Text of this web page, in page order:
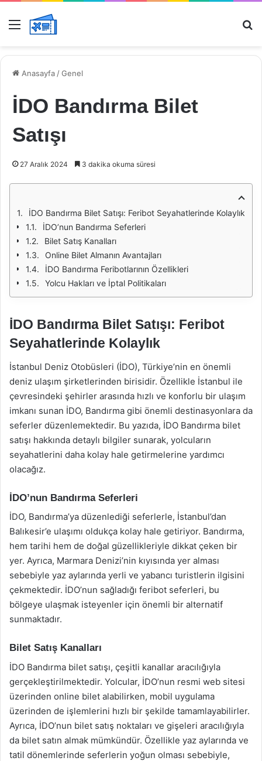
Menü
Anasayfa /Genel
İDO Bandırma Bilet
Satışı
27 Aralık 2024 3 dakika okuma süresi
İDO Bandırma Bilet Satışı: Feribot Seyahatlerinde Kolaylık
İDO’nun Bandırma Seferleri
Bilet Satış Kanalları
Online Bilet Almanın Avantajları
İDO Bandırma Feribotlarının Özellikleri
Yolcu Hakları ve İptal Politikaları
İDO Bandırma Bilet Satışı: Feribot
Seyahatlerinde Kolaylık
İstanbul Deniz Otobüsleri (İDO), Türkiye’nin en önemli
deniz ulaşım şirketlerinden birisidir. Özellikle İstanbul ile
çevresindeki şehirler arasında hızlı ve konforlu bir ulaşım
imkanı sunan İDO, Bandırma gibi önemli destinasyonlara da
seferler düzenlemektedir. Bu yazıda, İDO Bandırma bilet
satışı hakkında detaylı bilgiler sunarak, yolcuların
seyahatlerini daha kolay hale getirmelerine yardımcı
olacağız.
İDO’nun Bandırma Seferleri
İDO, Bandırma’ya düzenlediği seferlerle, İstanbul’dan
Balıkesir’e ulaşımı oldukça kolay hale getiriyor. Bandırma,
hem tarihi hem de doğal güzellikleriyle dikkat çeken bir
yer. Ayrıca, Marmara Denizi’nin kıyısında yer alması
sebebiyle yaz aylarında yerli ve yabancı turistlerin ilgisini
çekmektedir. İDO’nun sağladığı feribot seferleri, bu
bölgeye ulaşmak isteyenler için önemli bir alternatif
sunmaktadır.
Bilet Satış Kanalları
İDO Bandırma bilet satışı, çeşitli kanallar aracılığıyla
gerçekleştirilmektedir. Yolcular, İDO’nun resmi web sitesi
üzerinden online bilet alabilirken, mobil uygulama
üzerinden de işlemlerini hızlı bir şekilde tamamlayabilirler.
Ayrıca, İDO’nun bilet satış noktaları ve gişeleri aracılığıyla
da bilet satın almak mümkündür. Özellikle yaz aylarında ve
tatil dönemlerinde seferlerin yoğun olması sebebiyle,